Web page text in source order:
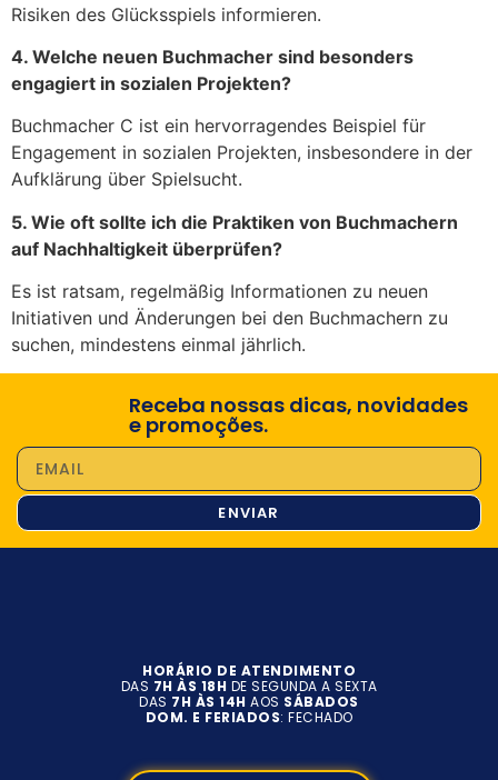
Risiken des Glücksspiels informieren.
4. Welche neuen Buchmacher sind besonders
engagiert in sozialen Projekten?
Buchmacher C ist ein hervorragendes Beispiel für
Engagement in sozialen Projekten, insbesondere in der
Aufklärung über Spielsucht.
5. Wie oft sollte ich die Praktiken von Buchmachern
auf Nachhaltigkeit überprüfen?
Es ist ratsam, regelmäßig Informationen zu neuen
Initiativen und Änderungen bei den Buchmachern zu
suchen, mindestens einmal jährlich.
Receba nossas dicas, novidades
e promoções.
ENVIAR
HORÁRIO DE ATENDIMENTO
DAS 7H ÀS 18H DE SEGUNDA A SEXTA
DAS 7H ÀS 14H AOS SÁBADOS
DOM. E FERIADOS: FECHADO